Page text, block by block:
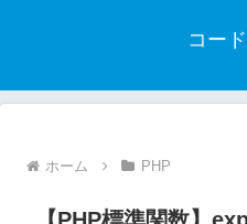
コー
ホーム PHP